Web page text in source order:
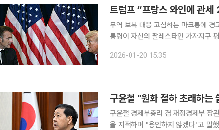
트럼프 “프랑스 와인에 관
무역 보복 대응 고심하는 마크롱에 경
통령이 자신의 팔레스타인 가자지구
마크롱 프랑스 대통령이 평화위원회
2026-01-20 15:35
구윤철 "원화 절하 초래하는
구윤철 경제부총리 겸 재정경제부 장
을 지적하며 "용인하지 않겠다"고 말했다. 구 부총리는 이날 공개된 로이터 인터뷰에서 "